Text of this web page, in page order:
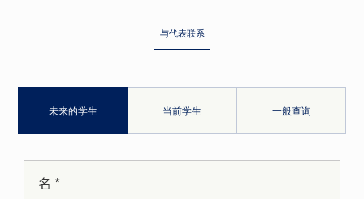
与代表联系
未来的学生 当前学生 一般查询
名 *